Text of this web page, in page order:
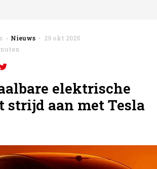
Nieuws
29 okt 2025
elektrische
strijd aan met Tesla